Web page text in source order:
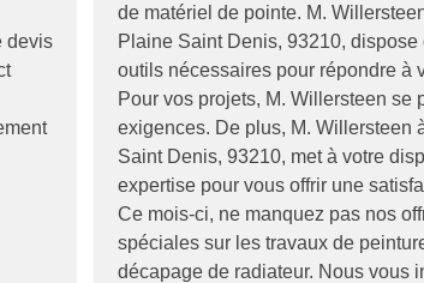
devis
de matériel de pointe. M.
Plaine Saint Denis, 93210, dispose
outils nécessaires pour répondre à
Pour vos projets, M. Willersteen se
exigences. De plus, M. Willersteen
Saint Denis, 93210, met à votre
expertise pour vous offrir une
Ce mois-ci, ne manquez pas nos
spéciales sur les travaux de
décapage de radiateur. Nous vous